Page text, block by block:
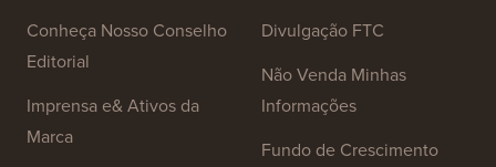
Conheça Nosso Conselho
Editorial
Imprensa e& Ativos da
Marca
Divulgação FTC
Não Venda Minhas
Informações
Fundo de Crescimento